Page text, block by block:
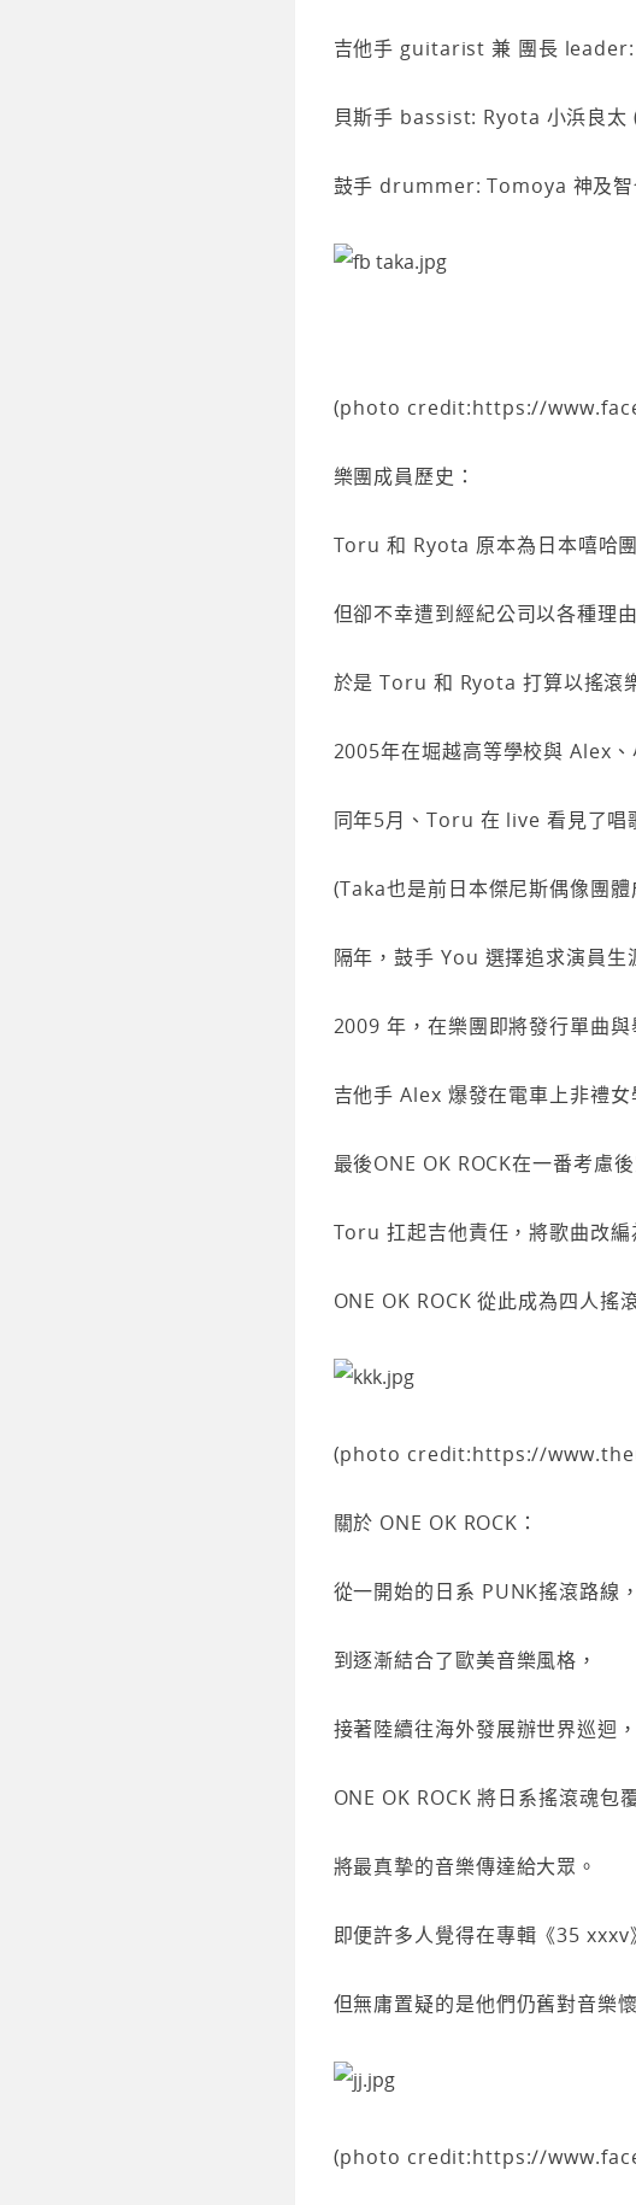
吉他手 guitarist 兼 團長
貝斯手 bassist: Ryota 小浜良太
鼓手 drummer: Tomoya 神及智
(photo credit:https://
樂團成員歷史：
Toru 和 Ryota 原本為日本嘻哈
但卻不幸遭到經紀公司以各種理
於是 Toru 和 Ryota 打算以搖滾
2005年在堀越高等學校與 Alex
同年5月、Toru 在 live 看見了唱
(Taka也是前日本傑尼斯偶像團體
隔年，鼓手 You 選擇追求演員
2009 年，在樂團即將發行單曲與
吉他手 Alex 爆發在電車上非禮女
最後ONE OK ROCK在一番考慮
Toru 扛起吉他責任，將歌曲改編
ONE OK ROCK 從此成為四人搖
(photo credit:https://
關於 ONE OK ROCK：
從一開始的日系 PUNK搖滾路線，
到逐漸結合了歐美音樂風格，
接著陸續往海外發展辦世界巡迴，
ONE OK ROCK 將日系搖滾魂包
將最真摯的音樂傳達給大眾。
即便許多人覺得在專輯《35 xxxv
但無庸置疑的是他們仍舊對音樂
(photo credit:https://